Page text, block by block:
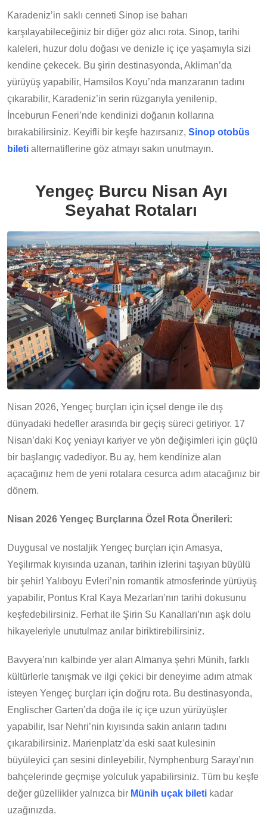
Karadeniz’in saklı cenneti Sinop ise baharı
karşılayabileceğiniz bir diğer göz alıcı rota. Sinop, tarihi
kaleleri, huzur dolu doğası ve denizle iç içe yaşamıyla sizi
kendine çekecek. Bu şirin destinasyonda, Akliman’da
yürüyüş yapabilir, Hamsilos Koyu’nda manzaranın tadını
çıkarabilir, Karadeniz’in serin rüzgarıyla yenilenip,
İnceburun Feneri’nde kendinizi doğanın kollarına
bırakabilirsiniz. Keyifli bir keşfe hazırsanız, Sinop otobüs
bileti alternatiflerine göz atmayı sakın unutmayın.
Yengeç Burcu Nisan Ayı
Seyahat Rotaları
Nisan 2026, Yengeç burçları için içsel denge ile dış
dünyadaki hedefler arasında bir geçiş süreci getiriyor. 17
Nisan’daki Koç yeniayı kariyer ve yön değişimleri için güçlü
bir başlangıç vadediyor. Bu ay, hem kendinize alan
açacağınız hem de yeni rotalara cesurca adım atacağınız bir
dönem.
Nisan 2026 Yengeç Burçlarına Özel Rota Önerileri:
Duygusal ve nostaljik Yengeç burçları için Amasya,
Yeşilırmak kıyısında uzanan, tarihin izlerini taşıyan büyülü
bir şehir! Yalıboyu Evleri’nin romantik atmosferinde yürüyüş
yapabilir, Pontus Kral Kaya Mezarları’nın tarihi dokusunu
keşfedebilirsiniz. Ferhat ile Şirin Su Kanalları’nın aşk dolu
hikayeleriyle unutulmaz anılar biriktirebilirsiniz.
Bavyera’nın kalbinde yer alan Almanya şehri Münih, farklı
kültürlerle tanışmak ve ilgi çekici bir deneyime adım atmak
isteyen Yengeç burçları için doğru rota. Bu destinasyonda,
Englischer Garten’da doğa ile iç içe uzun yürüyüşler
yapabilir, Isar Nehri’nin kıyısında sakin anların tadını
çıkarabilirsiniz. Marienplatz’da eski saat kulesinin
büyüleyici çan sesini dinleyebilir, Nymphenburg Sarayı’nın
bahçelerinde geçmişe yolculuk yapabilirsiniz. Tüm bu keşfe
değer güzellikler yalnızca bir Münih uçak bileti kadar
uzağınızda.